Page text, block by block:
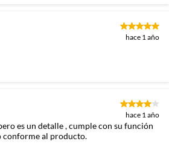
hace 1 año
hace 1 año
es un detalle , cumple con su función
facilita el trabajo , precio conforme al producto.